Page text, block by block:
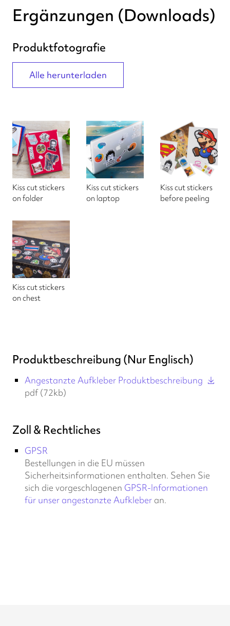
Ergänzungen (Downloads)
Produktfotografie
Alle herunterladen
Kiss cut stickers
on folder
Kiss cut stickers
on laptop
Kiss cut stickers
before peeling
Kiss cut stickers
on chest
Produktbeschreibung (Nur Englisch)
Angestanzte Aufkleber Produktbeschreibung
pdf (72kb)
Zoll & Rechtliches
GPSR
Bestellungen in die EU müssen
Sicherheitsinformationen enthalten. Sehen Sie
sich die vorgeschlagenen GPSR-Informationen
für unser angestanzte Aufkleber an.